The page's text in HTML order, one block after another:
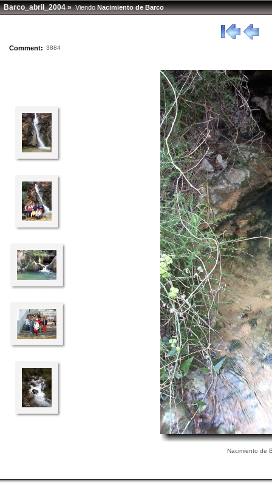
Barco_abril_2004»ViendoNacimiento de Barco
Comment: 3884
Nacimiento de